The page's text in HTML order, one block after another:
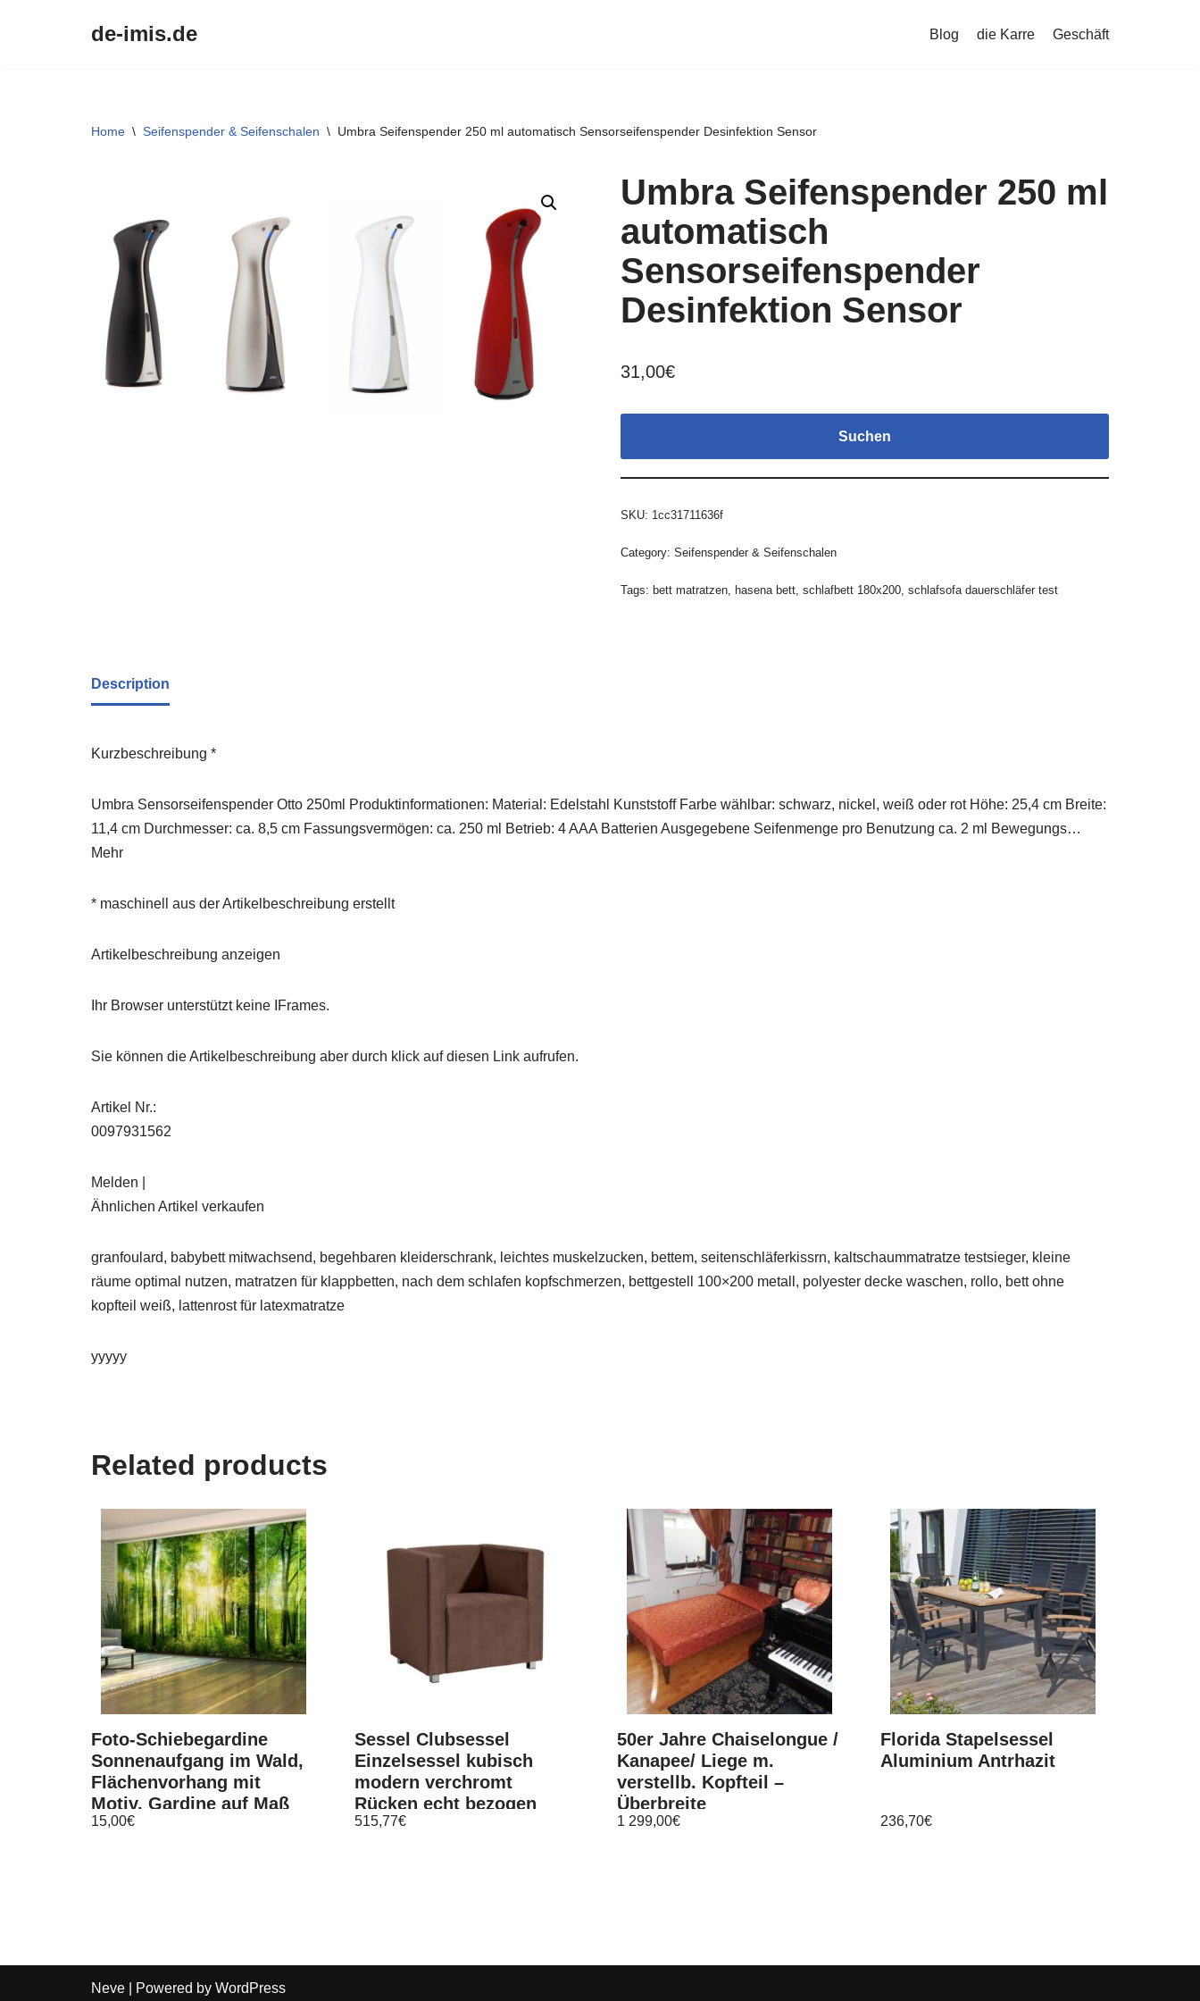
de-imis.de Blog die Karre Geschäft
Home \ Seifenspender & Seifenschalen \ Umbra Seifenspender 250 ml automatisch Sensorseifenspender Desinfektion Sensor
Umbra Seifenspender 250 ml
automatisch
Sensorseifenspender
Desinfektion Sensor
31,00€
Suchen
SKU: 1cc31711636f
Category: Seifenspender & Seifenschalen
Tags: bett matratzen, hasena bett, schlafbett 180x200, schlafsofa dauerschläfer test
Description
Kurzbeschreibung *
Umbra Sensorseifenspender Otto 250ml Produktinformationen: Material: Edelstahl Kunststoff Farbe wählbar: schwarz, nickel, weiß oder rot Höhe: 25,4 cm Breite:
11,4 cm Durchmesser: ca. 8,5 cm Fassungsvermögen: ca. 250 ml Betrieb: 4 AAA Batterien Ausgegebene Seifenmenge pro Benutzung ca. 2 ml Bewegungs…
Mehr
* maschinell aus der Artikelbeschreibung erstellt
Artikelbeschreibung anzeigen
Ihr Browser unterstützt keine IFrames.
Sie können die Artikelbeschreibung aber durch klick auf diesen Link aufrufen.
Artikel Nr.:
0097931562
Melden |
Ähnlichen Artikel verkaufen
granfoulard, babybett mitwachsend, begehbaren kleiderschrank, leichtes muskelzucken, bettem, seitenschläferkissrn, kaltschaummatratze testsieger, kleine
räume optimal nutzen, matratzen für klappbetten, nach dem schlafen kopfschmerzen, bettgestell 100×200 metall, polyester decke waschen, rollo, bett ohne
kopfteil weiß, lattenrost für latexmatratze
yyyyy
Related products
Foto-Schiebegardine
Sonnenaufgang im Wald,
Flächenvorhang mit
Motiv, Gardine auf Maß
15,00€
Sessel Clubsessel
Einzelsessel kubisch
modern verchromt
Rücken echt bezogen
515,77€
50er Jahre Chaiselongue /
Kanapee/ Liege m.
verstellb. Kopfteil –
Überbreite
1 299,00€
Florida Stapelsessel
Aluminium Antrhazit
236,70€
Neve | Powered by WordPress